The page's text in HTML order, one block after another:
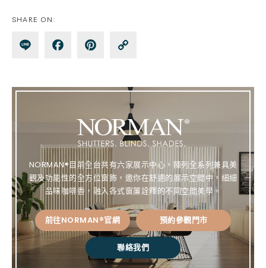
SHARE ON:
Lin Fa
ok
Pin
st k
NORMAN®目前全台共有六家展示中心，陳列全系列兼具美
觀及功能性的全方位窗飾，邀你在舒適的展示空間中，細細
品味咖啡香，融入各式窗簾詮釋的不同空間美學。
前往NORMAN®官網 預約參觀門市
聯絡我們